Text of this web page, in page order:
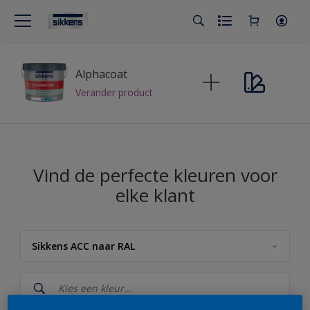
Alphacoat
Verander product
Vind de perfecte kleuren voor
elke klant
Sikkens ACC naar RAL
Sikkens